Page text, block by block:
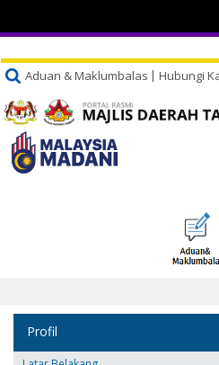
Aduan & Maklumbalas Hubungi
Profil